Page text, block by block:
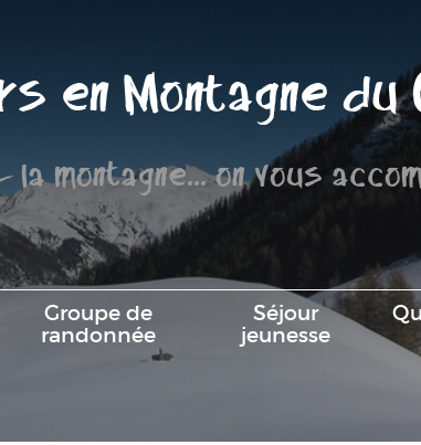
en Montagne du
montagne... on vous
Groupe de
randonnée
Séjour
jeunesse